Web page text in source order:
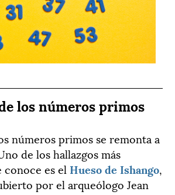
los números primos
números primos se remonta a
de los hallazgos más
conoce es el Hueso de Ishango,
por el arqueólogo Jean